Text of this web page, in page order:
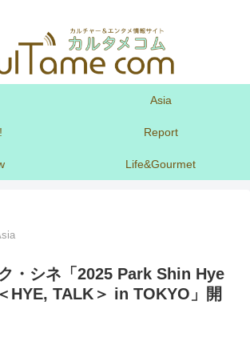
Asia
Report
Life&Gourmet
・シネ「2025 Park Shin Hye
HYE, TALK＞ in TOKYO」開